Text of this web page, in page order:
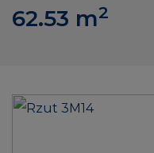
62.53 m2